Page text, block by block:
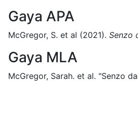
Gaya APA
McGregor, S. et al (2021). Senzo
Gaya MLA
McGregor, Sarah. et al. "Senzo